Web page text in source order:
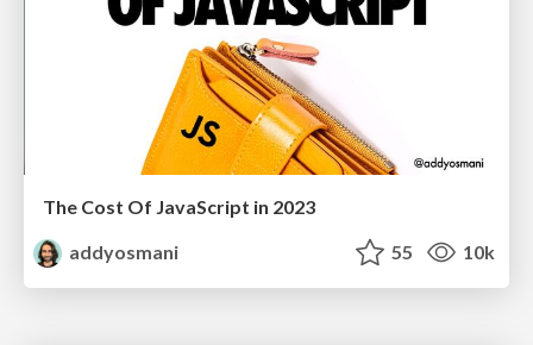
The Cost Of JavaScript in 2023
addyosmani
55 10k